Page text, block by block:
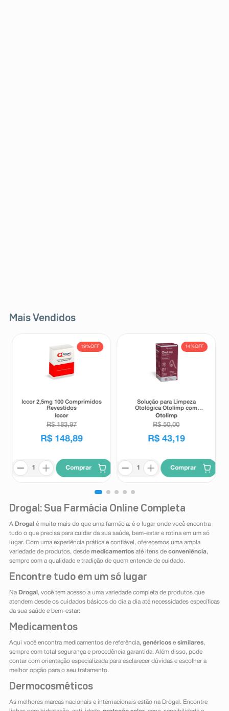
Mais Vendidos
19%OFF
Iccor 2,5mg 100 Comprimidos
Revestidos
Iccor
R$ 183,97
R$ 148,89
Comprar
14%OFF
Solução para Limpeza
Otológica Otolimp com
Gotejador 2ml
Otolimp
R$ 50,00
R$ 43,19
Comprar
Drogal: Sua Farmácia Online Completa
A Drogal é muito mais do que uma farmácia: é o lugar onde você encontra
tudo o que precisa para cuidar da sua saúde, bem-estar e rotina em um só
lugar. Com uma experiência prática e confiável, oferecemos uma ampla
variedade de produtos, desde medicamentosaté itens de conveniência,
sempre com a qualidade e tradição de quem entende de cuidado.
Encontre tudo em um só lugar
Na Drogal , você tem acesso a uma variedade completa de produtos que
atendem desde os cuidados básicos do dia a dia até necessidades específicas
da sua saúde e bem-estar:
Medicamentos
Aqui você encontra medicamentos de referência, genéricose similares,
sempre com total segurança e procedência garantida. Além disso, pode
contar com orientação especializada para esclarecer dúvidas e escolher a
melhor opção para o seu tratamento.
Dermocosméticos
As melhores marcas nacionais e internacionais estão na Drogal. Encontre